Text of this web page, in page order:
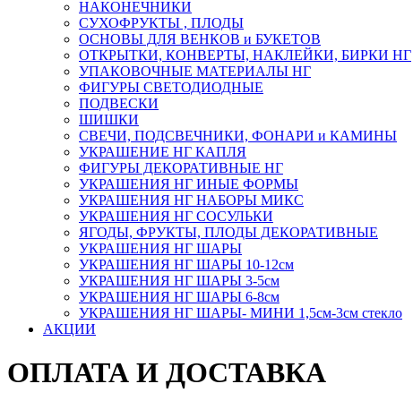
НАКОНЕЧНИКИ
СУХОФРУКТЫ , ПЛОДЫ
ОСНОВЫ ДЛЯ ВЕНКОВ и БУКЕТОВ
ОТКРЫТКИ, КОНВЕРТЫ, НАКЛЕЙКИ, БИРКИ НГ
УПАКОВОЧНЫЕ МАТЕРИАЛЫ НГ
ФИГУРЫ СВЕТОДИОДНЫЕ
ПОДВЕСКИ
ШИШКИ
СВЕЧИ, ПОДСВЕЧНИКИ, ФОНАРИ и КАМИНЫ
УКРАШЕНИЕ НГ КАПЛЯ
ФИГУРЫ ДЕКОРАТИВНЫЕ НГ
УКРАШЕНИЯ НГ ИНЫЕ ФОРМЫ
УКРАШЕНИЯ НГ НАБОРЫ МИКС
УКРАШЕНИЯ НГ СОСУЛЬКИ
ЯГОДЫ, ФРУКТЫ, ПЛОДЫ ДЕКОРАТИВНЫЕ
УКРАШЕНИЯ НГ ШАРЫ
УКРАШЕНИЯ НГ ШАРЫ 10-12см
УКРАШЕНИЯ НГ ШАРЫ 3-5см
УКРАШЕНИЯ НГ ШАРЫ 6-8см
УКРАШЕНИЯ НГ ШАРЫ- МИНИ 1,5см-3см стекло
АКЦИИ
ОПЛАТА И ДОСТАВКА